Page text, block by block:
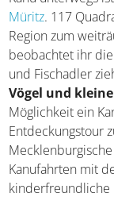
Wer zum ersten
Kanu unterwegs
Müritz. 117
Region zum
beobachtet ihr die
und Fischadler
Vögel und
Möglichkeit ein
Entdeckungstour
Kanufahrten mit